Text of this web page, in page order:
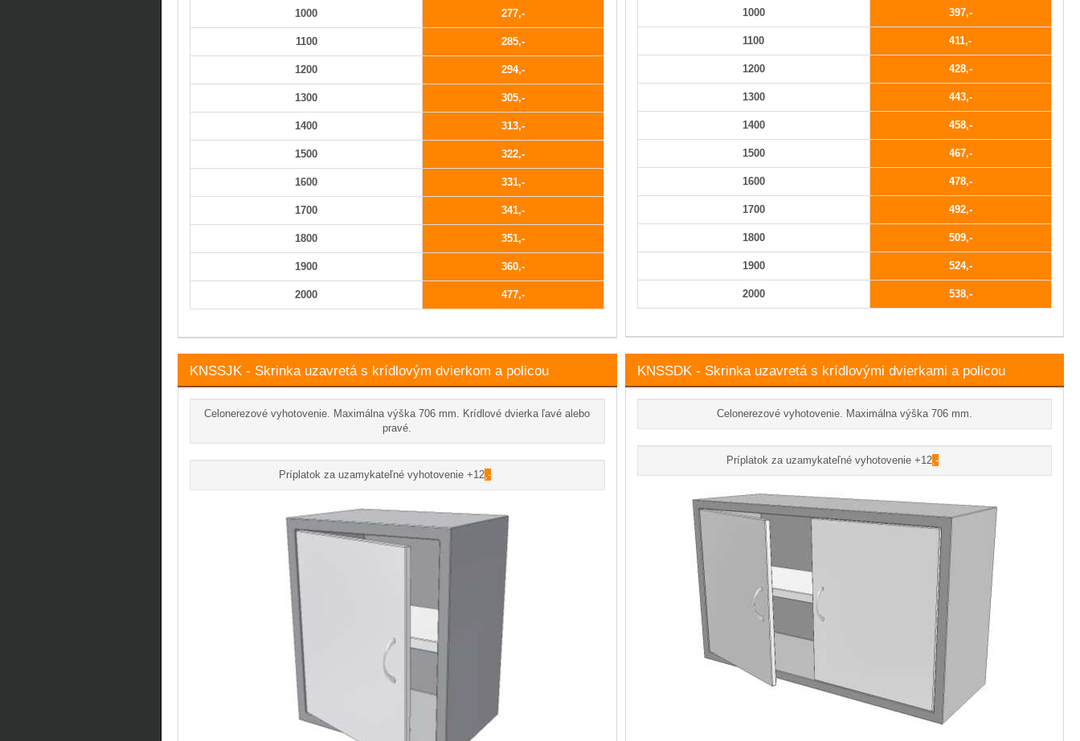
1000 277
1100 285
1200 294
1300 305
1400 313
1500 322
1600 331
1700 341
1800 351
1900 360
2000 477
1000 397
1100 411
1200 428
1300 443
1400 458
1500 467
1600 478
1700 492
1800 509
1900 524
2000 538
KNSSJK - Skrinka uzavretá s krídlovým dvierkom a policou
Celonerezové vyhotovenie. Maximálna výška 706 mm. Krídlové dvierka ľavé alebo
pravé.
Príplatok za uzamykateľné vyhotovenie +12
KNSSDK - Skrinka uzavretá s krídlovými dvierkami a policou
Celonerezové vyhotovenie. Maximálna výška 706 mm.
Príplatok za uzamykateľné vyhotovenie +12